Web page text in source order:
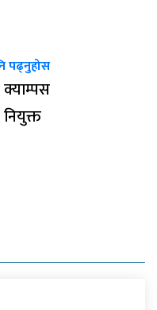
पढ्नुहोस
नियुक्त